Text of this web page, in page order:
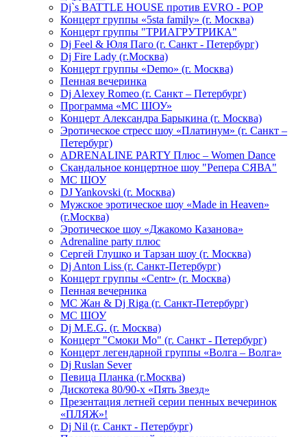
Dj`s BATTLE HOUSE против EVRO - POP
Концерт группы «5sta family» (г. Москва)
Концерт группы "ТРИАГРУТРИКА"
Dj Feel & Юля Паго (г. Санкт - Петербург)
Dj Fire Lady (г.Москва)
Концерт группы «Demo» (г. Москва)
Пенная вечеринка
Dj Alexey Romeo (г. Санкт – Петербург)
Программа «МС ШОУ»
Концерт Александра Барыкина (г. Москва)
Эротическое стресс шоу «Платинум» (г. Санкт –
Петербург)
ADRENALINE PARTY Плюс – Women Dance
Скандальное концертное шоу "Репера СЯВА"
МС ШОУ
DJ Yankovski (г. Москва)
Мужское эротическое шоу «Made in Heaven»
(г.Москва)
Эротическое шоу «Джакомо Казанова»
Adrenaline party плюс
Сергей Глушко и Тарзан шоу (г. Москва)
Dj Anton Liss (г. Санкт-Петербург)
Концерт группы «Centr» (г. Москва)
Пенная вечерника
МС Жан & Dj Riga (г. Санкт-Петербург)
МС ШОУ
Dj M.E.G. (г. Москва)
Концерт "Смоки Мо" (г. Санкт - Петербург)
Концерт легендарной группы «Волга – Волга»
Dj Ruslan Sever
Певица Планка (г.Москва)
Дискотека 80/90-х «Пять Звезд»
Презентация летней серии пенных вечеринок
«ПЛЯЖ»!
Dj Nil (г. Санкт - Петербург)